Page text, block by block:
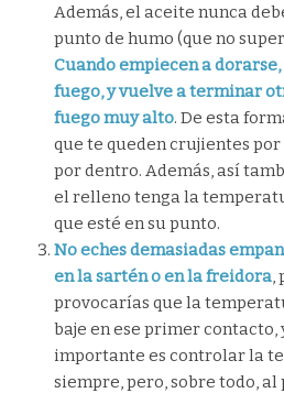
Además, el aceite nunca
punto de humo (que no
Cuando empiecen a
fuego, y vuelve a terminar
fuego muy alto. De esta
que te queden crujientes por
por dentro. Además, así
el relleno tenga la
que esté en su punto.
No eches demasiadas
en la sartén o en la freidora,
provocarías que la
baje en ese primer contacto,
importante es controlar la
siempre, pero, sobre todo,